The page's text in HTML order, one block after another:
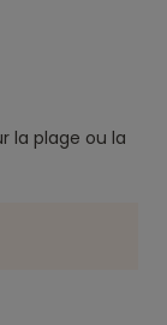
la plage ou la